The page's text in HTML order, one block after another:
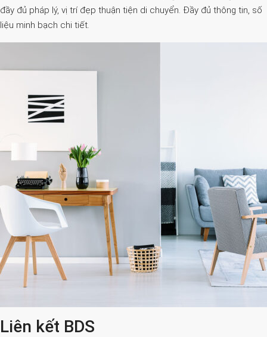
đầy đủ pháp lý, vị trí đẹp thuận tiện di chuyển. Đầy đủ thông tin, số
liệu minh bạch chi tiết.
Liên kết BDS